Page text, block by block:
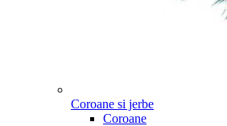
Coroane si jerbe
Coroane